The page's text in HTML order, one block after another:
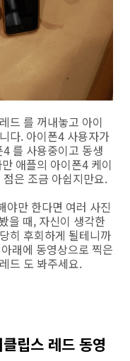
드 를 꺼내놓고 아이
다. 아이폰4 사용자가
를 사용중이고 동생
애플의 아이폰4 케이
은 조금 아쉽지만요.
야만 한다면 여러 사진
을 때, 자신이 생각한
히 후회하게 될테니까
래에 동영상으로 찍은
드 도 봐주세요.
립스 레드 동영